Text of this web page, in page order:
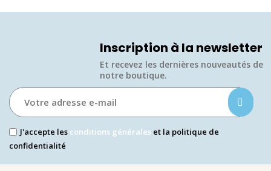
Inscription à la newsletter
Et recevez les dernières nouveautés de
notre boutique.​
J'accepte les conditions générales et la politique de
confidentialité